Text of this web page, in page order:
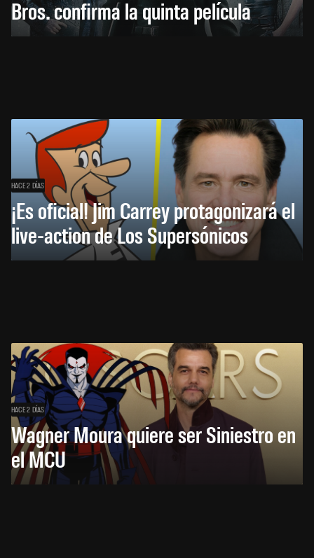
Bros. confirma la quinta película
HACE 2 DÍAS
¡Es oficial! Jim Carrey protagonizará el
live-action de Los Supersónicos
HACE 2 DÍAS
Wagner Moura quiere ser Siniestro en
el MCU